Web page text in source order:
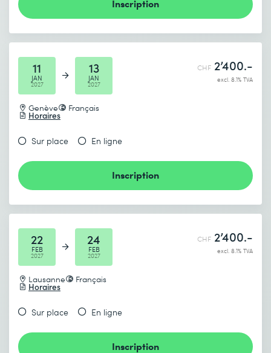
Inscription
11
JAN
2027
13
JAN
2027
Genève Français
Horaires
CHF 2’400.-
excl. 8.1% TVA
Sur place En ligne
Inscription
22
FEB
2027
24
FEB
2027
Lausanne Français
Horaires
CHF 2’400.-
excl. 8.1% TVA
Sur place En ligne
Inscription